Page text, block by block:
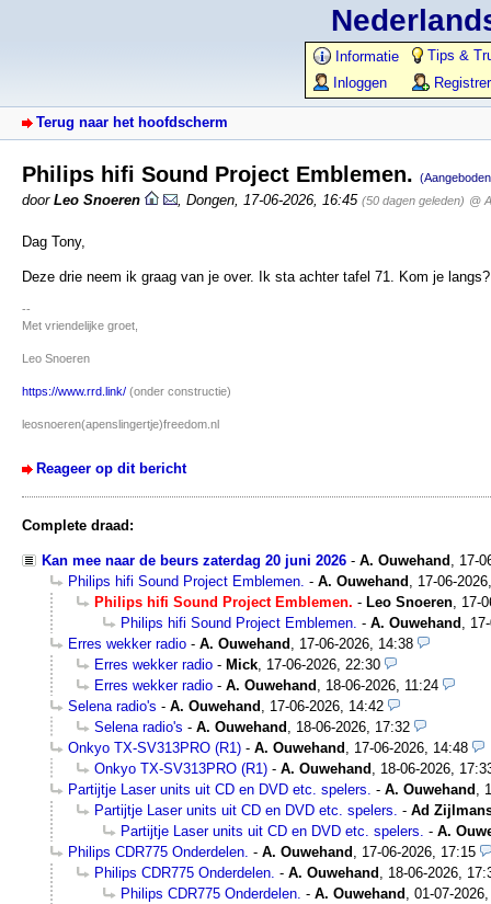
Informatie
Tips &
Inloggen
Terug naar het hoofdscherm
Philips hifi Sound Project Emblemen.
door Leo Snoeren Dongen 17-06-2026, 16:45 (50 dagen geleden) @
Dag Tony,
Deze drie neem ik graag van je over. Ik sta achter tafel 71. Kom je langs?
--
Met vriendelijke groet,
Leo Snoeren
https://www.rrd.link/ (onder constructie)
leosnoeren(apenslingertje)freedom.nl
Reageer op dit bericht
Complete draad:
Kan mee naar de beurs zaterdag 20 juni 2026 - A. Ouwehand , 17-
Philips hifi Sound Project Emblemen. - A. Ouwehand , 17-06-
Philips hifi Sound Project Emblemen. - Leo Snoeren, 17-
Philips hifi Sound Project Emblemen. - A. Ouwehand ,
Erres wekker radio - A. Ouwehand , 17-06-2026, 14:38
Erres wekker radio - Mick, 17-06-2026, 22:30
Erres wekker radio - A. Ouwehand , 18-06-2026, 11:24
Selena radio's - A. Ouwehand , 17-06-2026, 14:42
Selena radio's - A. Ouwehand , 18-06-2026, 17:32
Onkyo TX-SV313PRO (R1) - A. Ouwehand , 17-06-2026, 14:48
Onkyo TX-SV313PRO (R1) - A. Ouwehand , 18-06-2026,
Partijtje Laser units uit CD en DVD etc. spelers. - A. Ouwehand ,
Partijtje Laser units uit CD en DVD etc. spelers. - Ad
Partijtje Laser units uit CD en DVD etc. spelers. - A.
Philips CDR775 Onderdelen. - A. Ouwehand , 17-06-2026, 17:15
Philips CDR775 Onderdelen. - A. Ouwehand , 18-06-2026,
Philips CDR775 Onderdelen. - A. Ouwehand , 01-07-